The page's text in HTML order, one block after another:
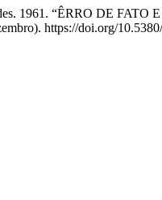
1961. “ÊRRO DE
https://doi.org/